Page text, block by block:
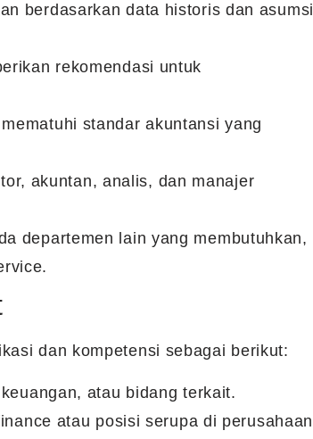
berdasarkan data historis dan asumsi
rekomendasi untuk
standar akuntansi yang
akuntan, analis, dan manajer
departemen lain yang membutuhkan,
dan kompetensi sebagai berikut:
atau bidang terkait.
atau posisi serupa di perusahaan